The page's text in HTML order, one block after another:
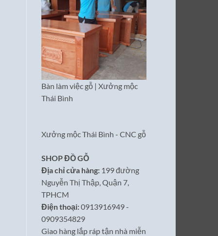
Bàn làm việc gỗ | Xưởng mộc
Thái Bình
Xưởng mộc Thái Bình - CNC gỗ
SHOP ĐỒ GỖ
Địa chỉ cửa hàng:199 đường
Nguyễn Thị Thập, Quận 7,
TPHCM
Điện thoại:0913916949 -
0909354829
Giao hàng lắp ráp tận nhà miễn